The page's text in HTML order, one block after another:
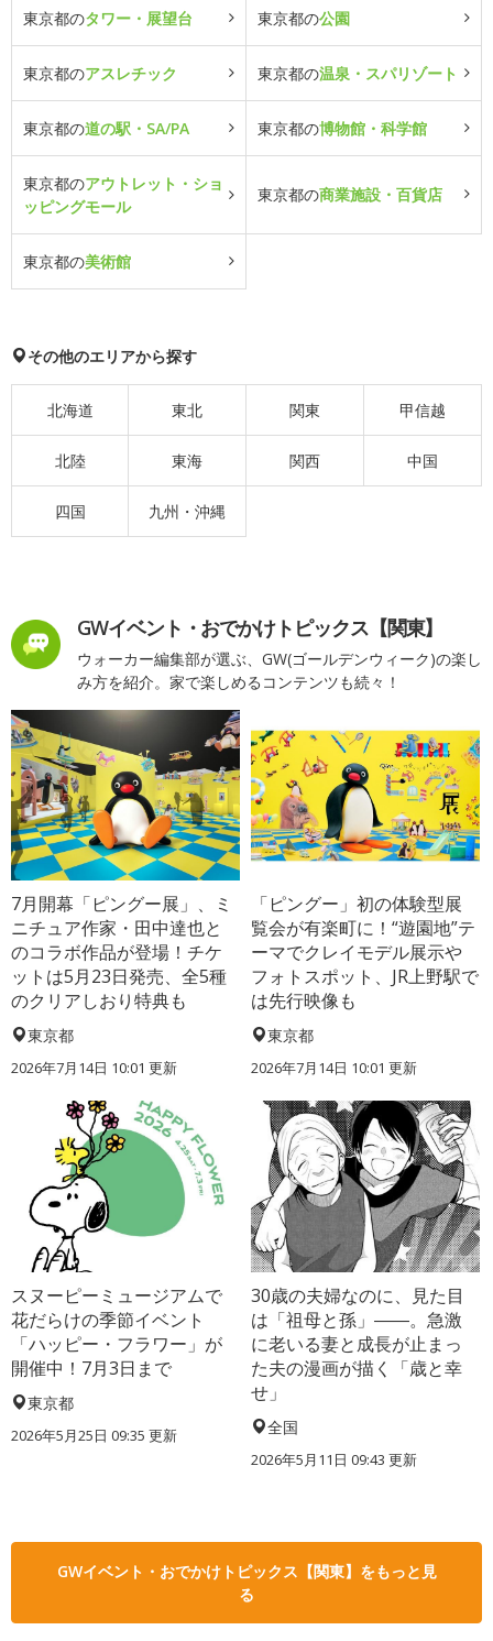
東京都のタワー・展望台 東京都の公園
東京都のアスレチック 東京都の温泉・スパリゾート
東京都の道の駅・SA/PA 東京都の博物館・科学館
東京都のアウトレット・ショ
ッピングモール
東京都の商業施設・百貨店
東京都の美術館
その他のエリアから探す
北海道 東北 関東 甲信越
北陸 東海 関西 中国
四国 九州・沖縄
GWイベント・おでかけトピックス【関東】
ウォーカー編集部が選ぶ、GW(ゴールデンウィーク)の楽し
み方を紹介。家で楽しめるコンテンツも続々！
7月開幕「ピングー展」、ミ
ニチュア作家・田中達也と
のコラボ作品が登場！チケ
ットは5月23日発売、全5種
のクリアしおり特典も
東京都
2026年7月14日 10:01 更新
「ピングー」初の体験型展
覧会が有楽町に！“遊園地”テ
ーマでクレイモデル展示や
フォトスポット、JR上野駅で
は先行映像も
東京都
2026年7月14日 10:01 更新
スヌーピーミュージアムで
花だらけの季節イベント
「ハッピー・フラワー」が
開催中！7月3日まで
東京都
2026年5月25日 09:35 更新
30歳の夫婦なのに、見た目
は「祖母と孫」――。急激
に老いる妻と成長が止まっ
た夫の漫画が描く「歳と幸
せ」
全国
2026年5月11日 09:43 更新
GWイベント・おでかけトピックス【関東】をもっと見
る